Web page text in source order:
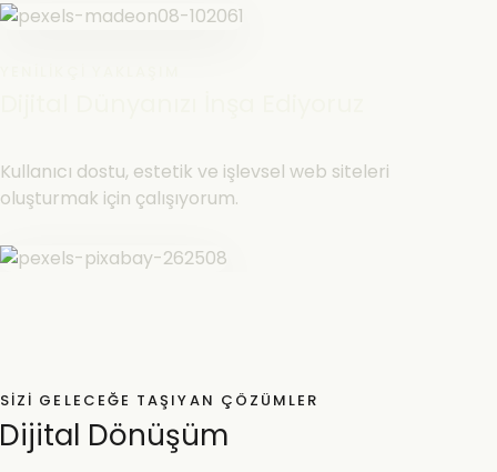
Kullanıcı dostu, estetik ve işlevsel web siteleri
oluşturmak için çalışıyorum.
SIZI GELECEĞE TAŞIYAN ÇÖZÜMLER
Dijital Dönüşüm